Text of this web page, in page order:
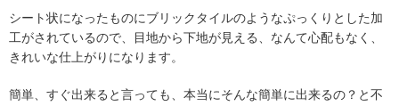
シート状になったものにブリックタイルのようなぷっくりとした加
工がされているので、目地から下地が見える、なんて心配もなく、
きれいな仕上がりになります。
簡単、すぐ出来ると言っても、本当にそんな簡単に出来るの？と不